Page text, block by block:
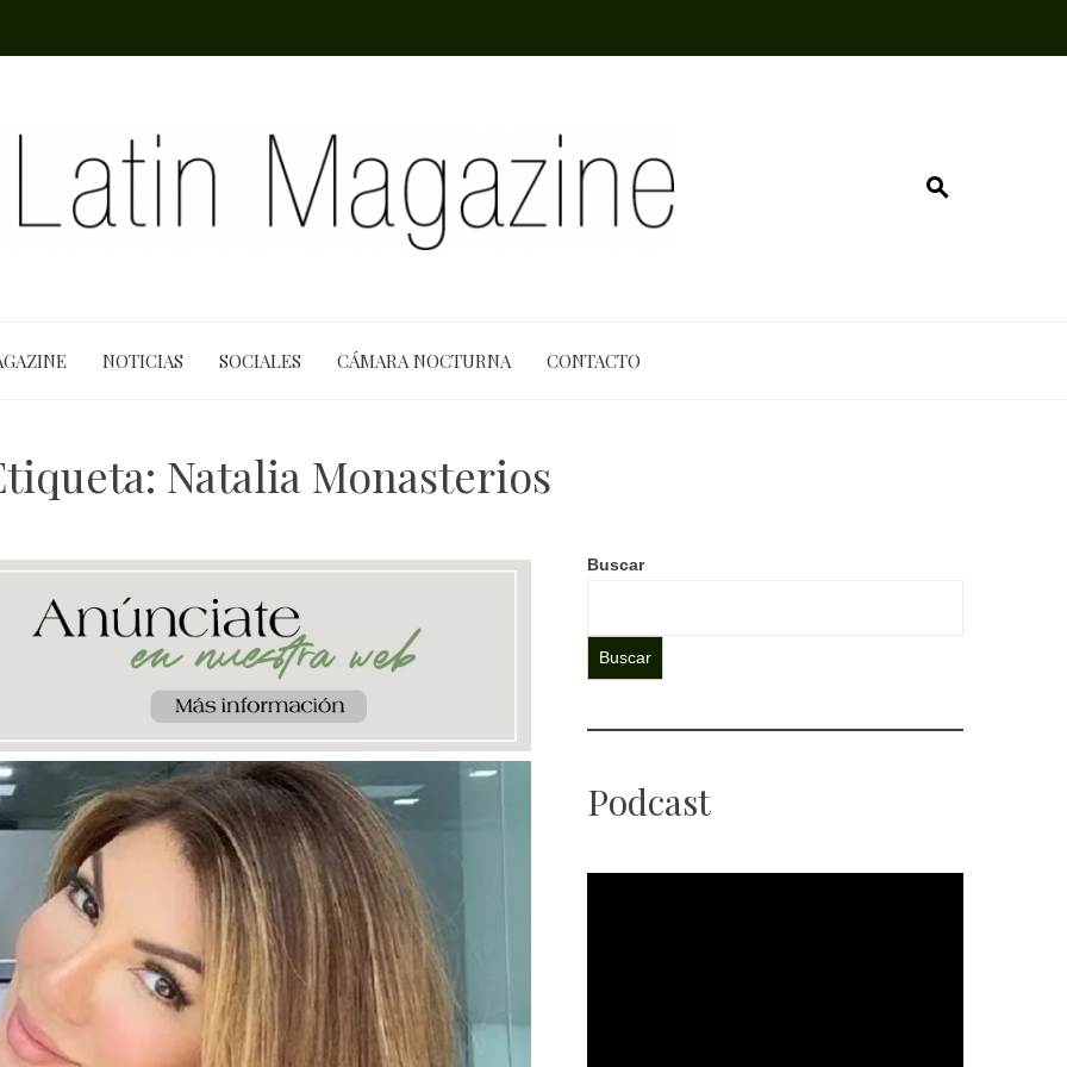
NOTICIAS SOCIALES CÁMARA NOCTURNA CONTACTO
Natalia Monasterios
Buscar
Buscar
Podcast